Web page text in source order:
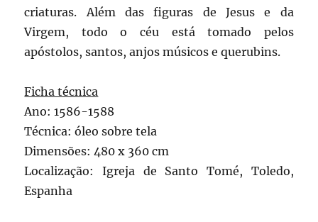
criaturas. Além das figuras de Jesus e da
Virgem, todo o céu está tomado pelos
apóstolos, santos, anjos músicos e querubins.
Ficha técnica
Ano: 1586-1588
Técnica: óleo sobre tela
Dimensões: 480 x 360 cm
Localização: Igreja de Santo Tomé, Toledo,
Espanha